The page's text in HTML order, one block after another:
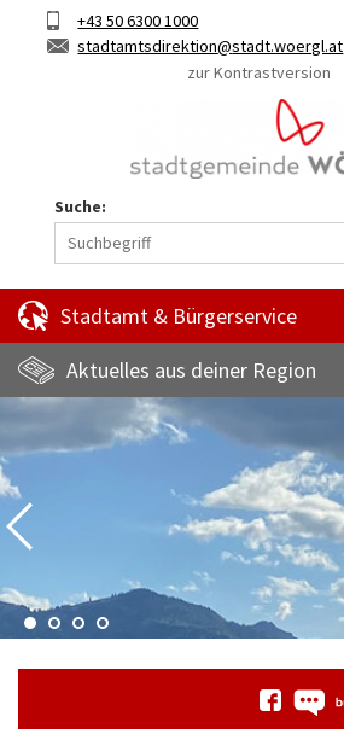
Hauptinhalt
KurztasteTelefon+43 50 6300 1000
E-
stadtamtsdirektion
stadt.woergl.at
zur Kontrastversion
Suche:
Stadtamt & Bürgerservice
Aktuelles aus deiner Region